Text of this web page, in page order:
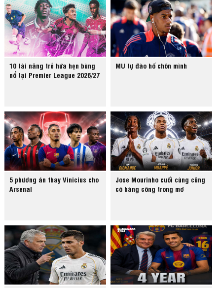
10 tài năng trẻ hứa hẹn bùng
nổ tại Premier League 2026/27
MU tự đào hố chôn mình
5 phương án thay Vinicius cho
Arsenal
Jose Mourinho cuối cùng cũng
có hàng công trong mơ